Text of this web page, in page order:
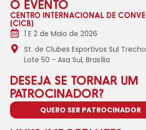
O EVENTO
CENTRO INTERNACIONAL DE
(CICB)
1 E 2 de Maio de 2026
St. de Clubes Esportivos Sul
Lote 50 - Asa Sul, Brasília
DESEJA SE TORNAR UM
PATROCINADOR?
QUERO SER PATROCINADOR